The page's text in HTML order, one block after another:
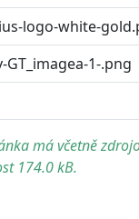
logo-white-
1-.png
má včetně
174.0 kB.